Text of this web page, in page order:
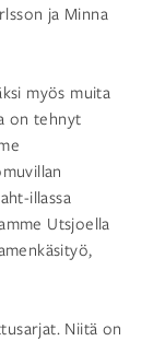
ja Minna
myös muita
on tehnyt
illassa
Utsjoella
Niitä on